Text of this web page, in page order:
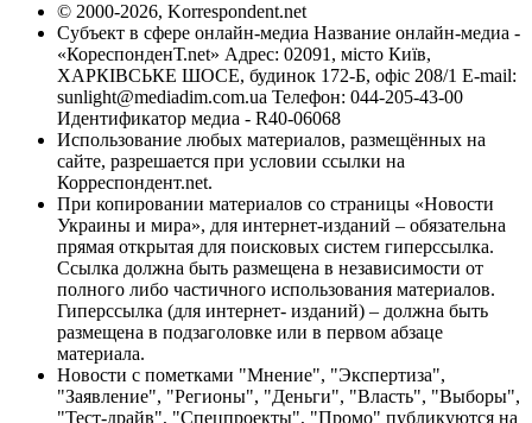
© 2000-2026, Korrespondent.net
Субъект в сфере онлайн-медиа Название онлайн-медиа -
«КореспонденТ.net» Адрес: 02091, місто Київ,
ХАРКІВСЬКЕ ШОСЕ, будинок 172-Б, офіс 208/1 E-mail:
sunlight@mediadim.com.ua Телефон: 044-205-43-00
Идентификатор медиа - R40-06068
Использование любых материалов, размещённых на
сайте, разрешается при условии ссылки на
Корреспондент.net.
При копировании материалов со страницы «Новости
Украины и мира», для интернет-изданий – обязательна
прямая открытая для поисковых систем гиперссылка.
Ссылка должна быть размещена в независимости от
полного либо частичного использования материалов.
Гиперссылка (для интернет- изданий) – должна быть
размещена в подзаголовке или в первом абзаце
материала.
Новости с пометками "Мнение", "Экспертиза",
"Заявление", "Регионы", "Деньги", "Власть", "Выборы",
"Тест-драйв", "Спецпроекты", "Промо" публикуются на